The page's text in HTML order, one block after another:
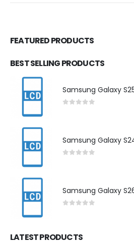
FEATURED PRODUCTS
BEST SELLING PRODUCTS
Samsung Galaxy
Samsung Galaxy
Samsung Galaxy
LATEST PRODUCTS